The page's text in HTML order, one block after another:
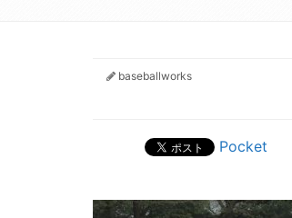
baseballworks
Pocket